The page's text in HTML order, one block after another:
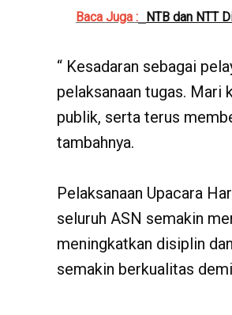
Baca Juga : NTB dan NTT
“ Kesadaran sebagai
pelaksanaan tugas. Mari
publik, serta terus
tambahnya.
Pelaksanaan Upacara
seluruh ASN semakin
meningkatkan disiplin
semakin berkualitas